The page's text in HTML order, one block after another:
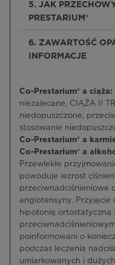
5. JAK
PRESTARIUM®
6. ZAWARTOŚĆ
INFORMACJE
Co-Prestarium® a ciąża:
niezalecane, CIĄŻA II
niedopuszczone,
stosowanie
Co-Prestarium® a
Co-Prestarium® a
Przewlekłe
powoduje wzrost
przeciwnadciśnieniowe
angiotensyny. Przyjęcie
hipotonię ortostatyczną
poinformowani o
podczas leczenia
umiarkowanych i